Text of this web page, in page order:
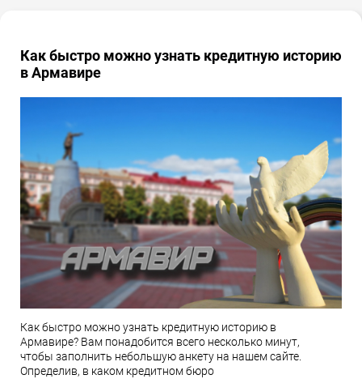
Как быстро можно узнать кредитную историю
в Армавире
Как быстро можно узнать кредитную историю в
Армавире? Вам понадобится всего несколько минут,
чтобы заполнить небольшую анкету на нашем сайте.
Определив, в каком кредитном бюро